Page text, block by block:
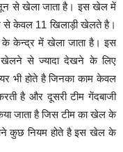
से खेला जाता है। इस खेल में
से केवल 11 खिलाड़ी खेलते है।
केन्द्र में खेला जाता है। इस
से ज्यादा देखने के लिए
भी होते है जिनका काम केवल
है और दूसरी टीम गेंदबाजी
जाता है जिस टीम का खेल के
कुछ नियम होते है इस खेल के